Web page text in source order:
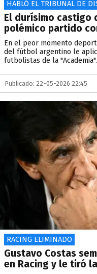
HABLÓ EL TRIBUNAL DE
El durísimo castigo
polémico partido
En el peor momento
del fútbol argentino le
futbolistas de la "Academia".
Publicado: 22-05-2026 22:45
RACING ELIMINADO
Gustavo Costas
en Racing y le tiró